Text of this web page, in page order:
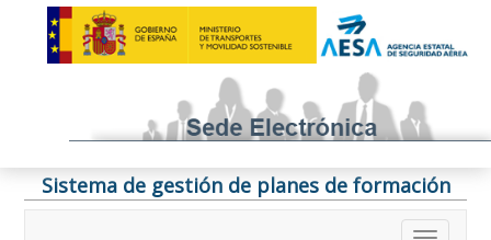
Sistema de gestión de planes de formación